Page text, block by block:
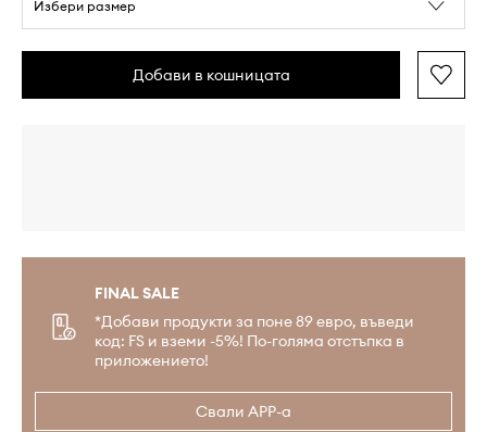
Избери размер
Добави в кошницата
FINAL SALE
*Добави продукти за поне 89 евро, въведи
код: FS и вземи -5%! По-голяма отстъпка в
приложението!
Свали APP-а